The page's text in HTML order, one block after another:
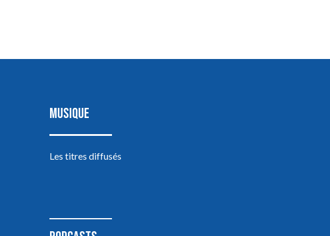
MUSIQUE
Les titres diffusés